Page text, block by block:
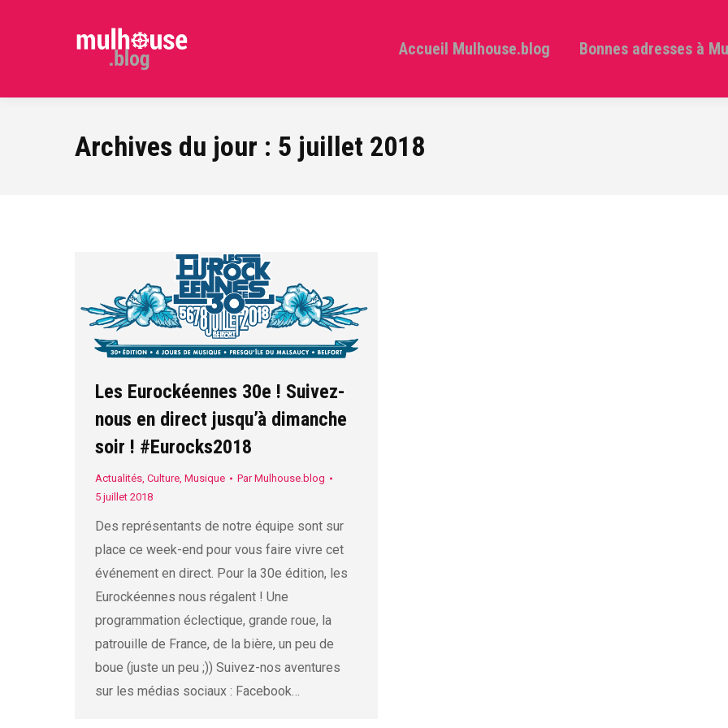
Accueil Mulhouse.blog Bonnes adresses à
Archives du jour : 5 juillet 2018
Les Eurockéennes 30e ! Suivez-
nous en direct jusqu’à dimanche
soir ! #Eurocks2018
Actualités, Culture, Musique ParMulhouse.blog
5 juillet 2018
Des représentants de notre équipe sont sur
place ce week-end pour vous faire vivre cet
événement en direct. Pour la 30e édition, les
Eurockéennes nous régalent ! Une
programmation éclectique, grande roue, la
patrouille de France, de la bière, un peu de
boue (juste un peu ;)) Suivez-nos aventures
sur les médias sociaux : Facebook…